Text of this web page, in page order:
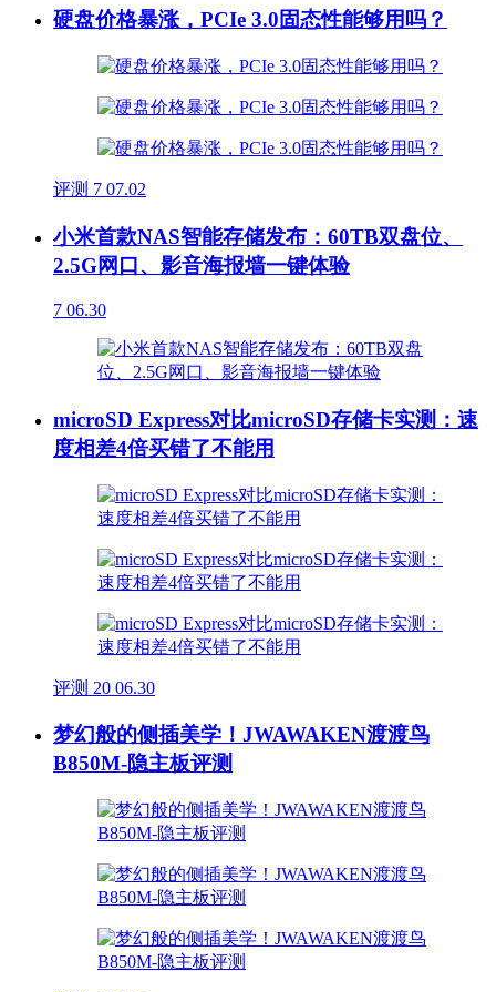
硬盘价格暴涨，PCIe 3.0固态性能够用吗？
评测 7 07.02
小米首款NAS智能存储发布：60TB双盘位、
2.5G网口、影音海报墙一键体验
7 06.30
microSD Express对比microSD存储卡实测：速
度相差4倍买错了不能用
评测 20 06.30
梦幻般的侧插美学！JWAWAKEN渡渡鸟
B850M-隐主板评测